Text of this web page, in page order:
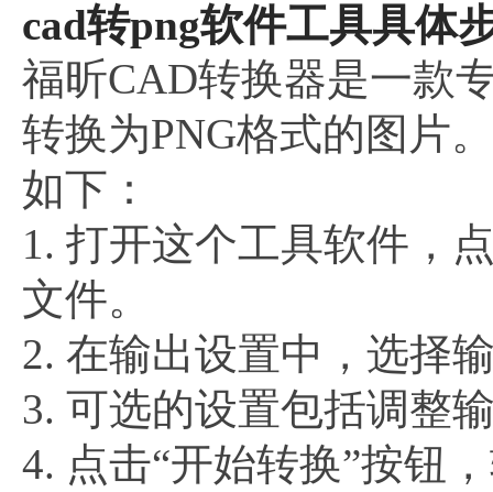
cad转png软件工具具体
福昕CAD转换器是一款
转换为PNG格式的图片
如下：
1. 打开这个工具软件，
文件。
2. 在输出设置中，选择
3. 可选的设置包括调整
4. 点击“开始转换”按钮